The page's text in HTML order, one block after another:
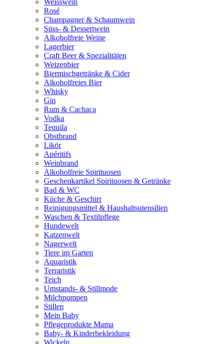
Weisswein
Rosé
Champagner & Schaumwein
Süss- & Dessertwein
Alkoholfreie Weine
Lagerbier
Craft Beer & Spezialitäten
Weizenbier
Biermischgetränke & Cider
Alkoholfreies Bier
Whisky
Gin
Rum & Cachaça
Vodka
Tequila
Obstbrand
Likör
Apéritifs
Weinbrand
Alkoholfreie Spirituosen
Geschenkartikel Spirituosen & Getränke
Bad & WC
Küche & Geschirr
Reinigungsmittel & Haushaltsutensilien
Waschen & Textilpflege
Hundewelt
Katzenwelt
Nagerwelt
Tiere im Garten
Aquaristik
Terraristik
Teich
Umstands- & Stillmode
Milchpumpen
Stillen
Mein Baby
Pflegeprodukte Mama
Baby- & Kinderbekleidung
Wickeln